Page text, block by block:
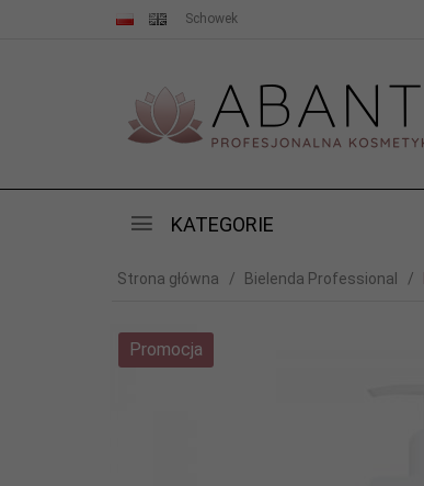
Schowek
KATEGORIE
Strona główna Bielenda Professional
Promocja